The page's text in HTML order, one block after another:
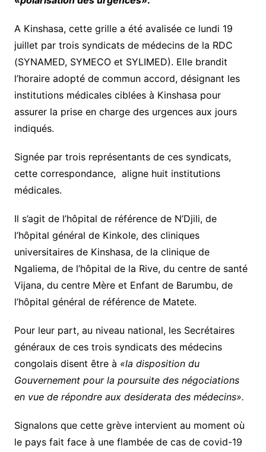
A Kinshasa, cette grille a été avalisée ce lundi 19
juillet par trois syndicats de médecins de la RDC
(SYNAMED, SYMECO et SYLIMED). Elle brandit
l’horaire adopté de commun accord, désignant les
institutions médicales ciblées à Kinshasa pour
assurer la prise en charge des urgences aux jours
indiqués.
Signée par trois représentants de ces syndicats,
cette correspondance, aligne huit institutions
médicales.
Il s’agit de l’hôpital de référence de N’Djili, de
l’hôpital général de Kinkole, des cliniques
universitaires de Kinshasa, de la clinique de
Ngaliema, de l’hôpital de la Rive, du centre de santé
Vijana, du centre Mère et Enfant de Barumbu, de
l’hôpital général de référence de Matete.
Pour leur part, au niveau national, les Secrétaires
généraux de ces trois syndicats des médecins
congolais disent être à «la disposition du
Gouvernement pour la poursuite des négociations
en vue de répondre aux desiderata des médecins».
Signalons que cette grève intervient au moment où
le pays fait face à une flambée de cas de covid-19